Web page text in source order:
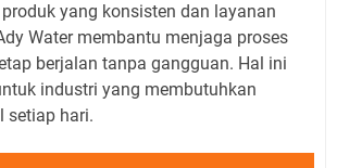
yang konsisten dan layanan
Water membantu menjaga proses
berjalan tanpa gangguan. Hal ini
industri yang membutuhkan
setiap hari.